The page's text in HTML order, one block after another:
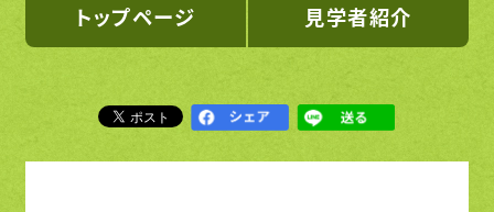
トップページ 見学者紹介